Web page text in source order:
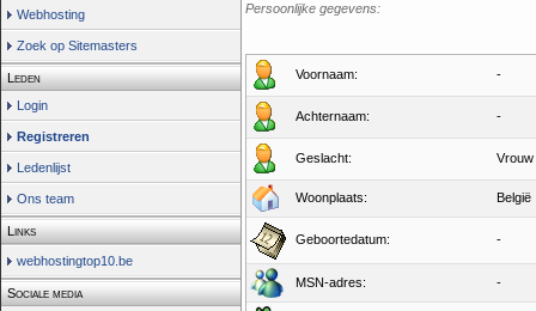
Webhosting
Zoek op Sitemasters
Leden
Login
Registreren
Ledenlijst
Ons team
Links
webhostingtop10.be
Sociale media
Persoonlijke gegevens:
Voornaam: -
Achternaam: -
Geslacht: Vrouw
Woonplaats: België
Geboortedatum: -
MSN-adres: -